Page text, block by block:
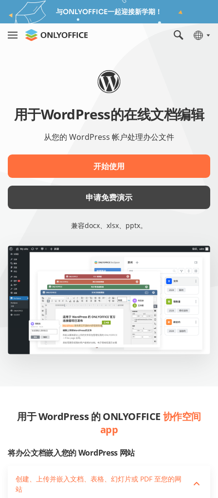
与ONLYOFFICE一起迎接新学期！
用于WordPress的在线文档编辑
从您的 WordPress 帐户处理办公文件
开始使用
申请免费演示
兼容docx、xlsx、pptx。
用于 WordPress 的 ONLYOFFICE 协作空间
app
将办公文档嵌入您的 WordPress 网站
创建、上传并嵌入文档、表格、幻灯片或 PDF 至您的网
站